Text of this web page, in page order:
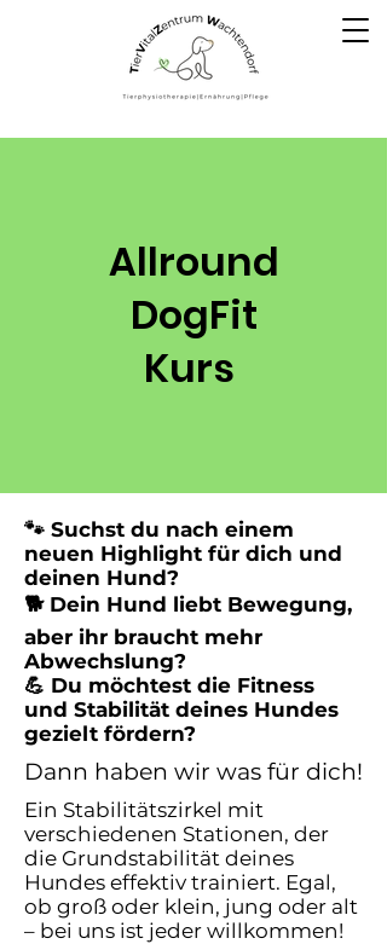
Allround
DogFit
Kurs
🐾 Suchst du nach einem
neuen Highlight für dich und
deinen Hund?
🐕 Dein Hund liebt Bewegung,
aber ihr braucht mehr
Abwechslung?
💪 Du möchtest die Fitness
und Stabilität deines Hundes
gezielt fördern?
Dann haben wir was für dich!
Ein Stabilitätszirkel mit
verschiedenen Stationen, der
die Grundstabilität deines
Hundes effektiv trainiert. Egal,
ob groß oder klein, jung oder alt
– bei uns ist jeder willkommen!